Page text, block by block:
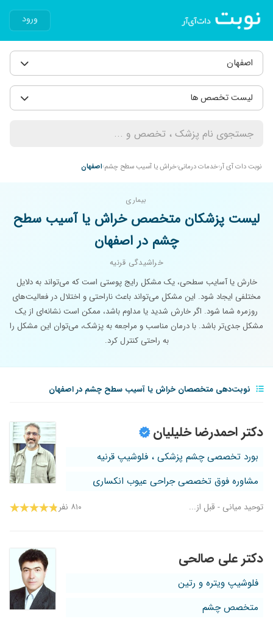
ورود
اصفهان
لیست تخصص ها
نوبت دات آی آر خدمات درمانیخراش یا آسیب سطح چشم اصفهان
بیماری
لیست پزشکان متخصص خراش یا آسیب سطح
چشم در اصفهان
خراشیدگی قرنیه
خارش یا آسایب سطحی، یک مشکل رایج پوستی است که می‌تواند به دلایل
مختلفی ایجاد شود. این مشکل می‌تواند باعث ناراحتی و اختلال در فعالیت‌های
روزمره شما شود. اگر خارش شدید یا مداوم باشد، ممکن است نشانه‌ای از یک
مشکل جدی‌تر باشد. با درمان مناسب و مراجعه به پزشک، می‌توان این مشکل را
به راحتی کنترل کرد.
نوبت‌دهی متخصصان خراش یا آسیب سطح چشم در اصفهان
دکتر احمدرضا خلیلیان
بورد تخصصی چشم پزشکی ، فلوشیپ قرنیه
مشاوره فوق تخصصی جراحی عیوب انکساری
توحید میانی - قبل از... ۸۱۰ نفر
دکتر علی صالحی
فلوشیپ ویتره و رتین
متخصص چشم